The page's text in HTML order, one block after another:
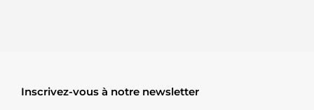
Inscrivez-vous à notre newsletter